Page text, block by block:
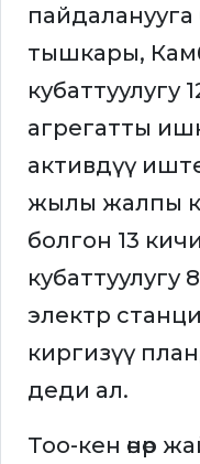
тышкары,
кубаттуулугу
агрегатты
активдүү
жылы жалпы
болгон 13
кубаттуулугу
электр
киргизүү
деди ал.
Тоо-кен өнөр